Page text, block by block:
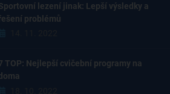
lezení jinak: Lepší výsledky a
problémů
TOP: Nejlepší cvičební programy na